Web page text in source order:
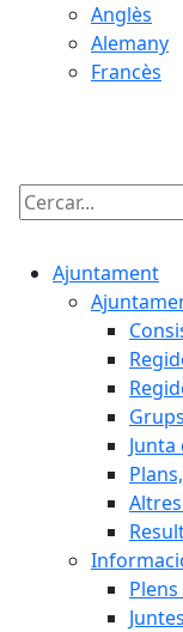
Anglès
Alemany
Francès
Cercar:
Ajuntament